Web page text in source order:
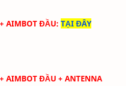
AIMBOT ĐẦU: TẠI ĐÂY
+ AIMBOT ĐẦU + ANTENNA